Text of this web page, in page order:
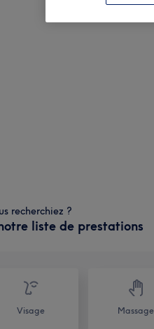
recherchiez ?
liste de prestations
Visage Massage